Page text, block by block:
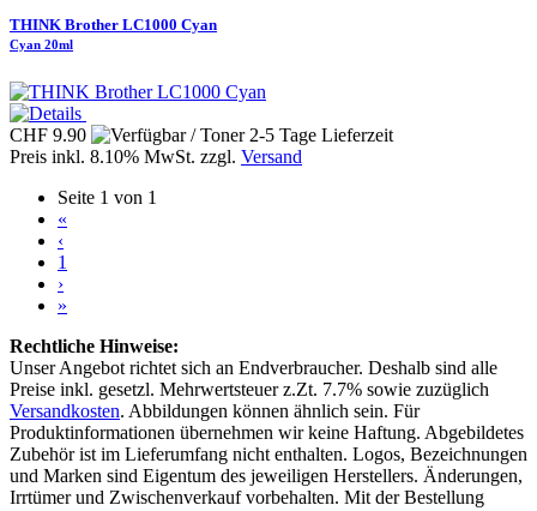
THINK Brother LC1000 Cyan
Cyan 20ml
CHF 9.90
Preis inkl. 8.10% MwSt. zzgl. Versand
Seite 1 von 1
«
‹
1
›
»
Rechtliche Hinweise:
Unser Angebot richtet sich an Endverbraucher. Deshalb sind alle
Preise inkl. gesetzl. Mehrwertsteuer z.Zt. 7.7% sowie zuzüglich
Versandkosten. Abbildungen können ähnlich sein. Für
Produktinformationen übernehmen wir keine Haftung. Abgebildetes
Zubehör ist im Lieferumfang nicht enthalten. Logos, Bezeichnungen
und Marken sind Eigentum des jeweiligen Herstellers. Änderungen,
Irrtümer und Zwischenverkauf vorbehalten. Mit der Bestellung